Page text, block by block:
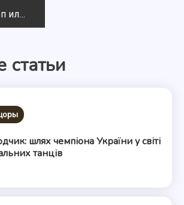
возникновения
шлях чемпіона України у світі
танців